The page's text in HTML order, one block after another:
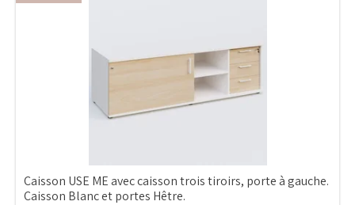
Caisson USE ME avec caisson trois tiroirs, porte à gauche.
Caisson Blanc et portes Hêtre.